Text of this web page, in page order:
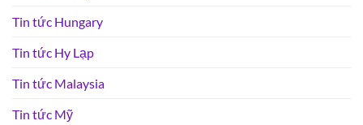
Tin tức Hungary
Tin tức Hy Lạp
Tin tức Malaysia
Tin tức Mỹ